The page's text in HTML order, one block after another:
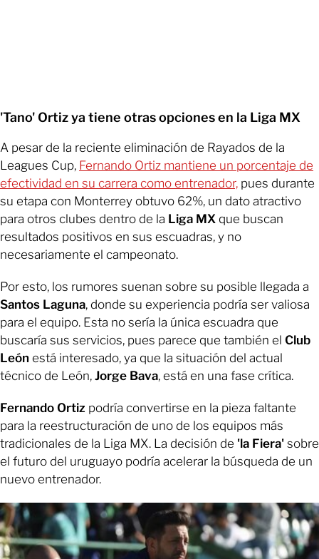
'Tano' Ortiz ya tiene otras opciones en la Liga MX
A pesar de la reciente eliminación de Rayados de la
Leagues Cup, Fernando Ortiz mantiene un porcentaje de
efectividad en su carrera como entrenador, pues durante
su etapa con Monterrey obtuvo 62%, un dato atractivo
para otros clubes dentro de la Liga MX que buscan
resultados positivos en sus escuadras, y no
necesariamente el campeonato.
Por esto, los rumores suenan sobre su posible llegada a
Santos Laguna, donde su experiencia podría ser valiosa
para el equipo. Esta no sería la única escuadra que
buscaría sus servicios, pues parece que también el Club
León está interesado, ya que la situación del actual
técnico de León, Jorge Bava, está en una fase crítica.
Fernando Ortiz podría convertirse en la pieza faltante
para la reestructuración de uno de los equipos más
tradicionales de la Liga MX. La decisión de 'la Fiera' sobre
el futuro del uruguayo podría acelerar la búsqueda de un
nuevo entrenador.